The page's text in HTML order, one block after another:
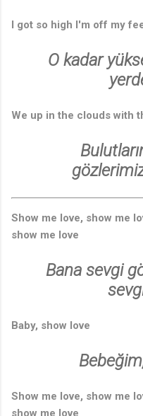
I got so high I'm off my
O kadar
We up in the clouds with
Show me love, show me
show me love
Bana sevgi
Baby, show love
Show me love, show me
show me love